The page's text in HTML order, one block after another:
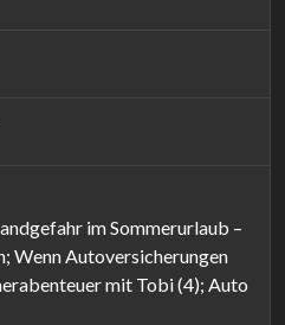
im Sommerurlaub –
Wenn Autoversicherungen
mit Tobi (4); Auto